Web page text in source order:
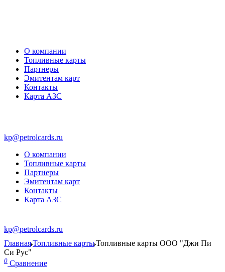
О компании
Топливные карты
Партнеры
Эмитентам карт
Контакты
Карта АЗС
kp@petrolcards.ru
О компании
Топливные карты
Партнеры
Эмитентам карт
Контакты
Карта АЗС
kp@petrolcards.ru
ГлавнаяТопливные картыТопливные карты ООО "Джи Пи
Си Рус"
0 Сравнение